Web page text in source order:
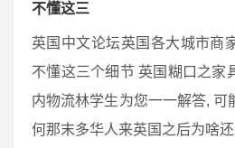
不懂这三
英国中文论坛英国各大城市商
不懂这三个细节 英国糊口之家
内物流林学生为您一一解答, 可
何那末多华人来英国之后为啥